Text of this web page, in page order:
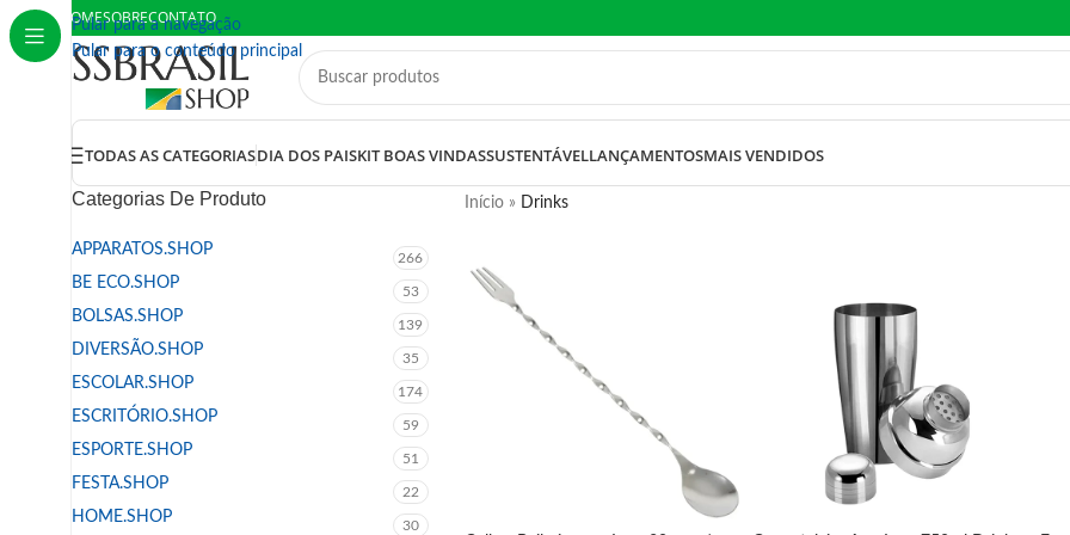
Pular para a navegação
Pular para o conteúdo principal
HOMESOBRECONTATO
TODAS AS CATEGORIASDIA DOS PAISKIT BOAS VINDASSUSTENTÁVELLANÇAMENTOSMAIS VENDIDOS
Categorias De Produto
APPARATOS.SHOP 266
BE ECO.SHOP 53
BOLSAS.SHOP 139
DIVERSÃO.SHOP 35
ESCOLAR.SHOP 174
ESCRITÓRIO.SHOP 59
ESPORTE.SHOP 51
FESTA.SHOP 22
HOME.SHOP 30
Início» Drinks